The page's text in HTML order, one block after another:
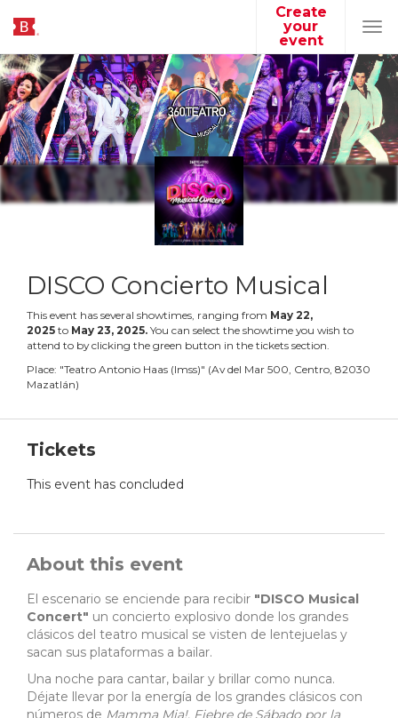
Create
your
event
DISCO Concierto Musical
This event has several showtimes, ranging from May 22,
2025 to May 23, 2025. You can select the showtime you wish to
attend to by clicking the green button in the tickets section.
Place: "Teatro Antonio Haas (Imss)" (Av del Mar 500, Centro, 82030
Mazatlán)
Tickets
This event has concluded
About this event
El escenario se enciende para recibir "DISCO Musical
Concert" un concierto explosivo donde los grandes
clásicos del teatro musical se visten de lentejuelas y
sacan sus plataformas a bailar.
Una noche para cantar, bailar y brillar como nunca.
Déjate llevar por la energía de los grandes clásicos con